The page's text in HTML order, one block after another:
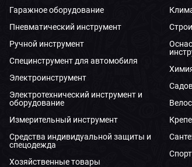
Гаражное оборудование
Пневматический инструмент
Ручной инструмент
Специнструмент для автомобиля
Электроинструмент
Электротехнический инструмент и
оборудование
Измерительный инструмент
Средства индивидуальной защиты и
спецодежда
Хозяйственные товары